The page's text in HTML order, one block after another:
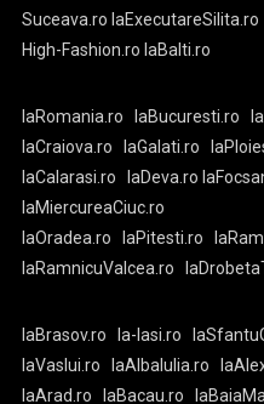
Suceava.ro laExecutareSilita.ro
High-Fashion.ro laBalti.ro
laRomania.ro laBucuresti.ro
laCraiova.ro
laGalati.ro
laCalarasi.ro
laDeva.ro
laMiercureaCiuc.ro
laOradea.ro
laPitesti.ro
laRamnicuValcea.ro
laBrasov.ro la-Iasi.ro
laVaslui.ro
laAlbaIulia.ro
laArad.ro
laBacau.ro